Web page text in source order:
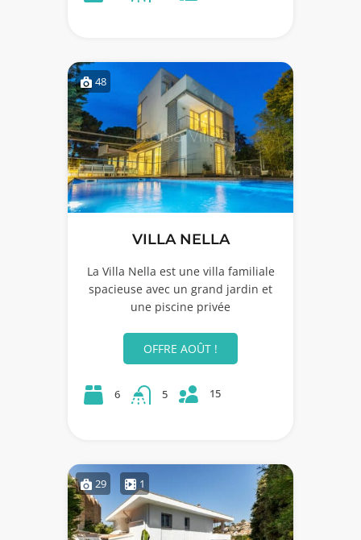
48
VILLA NELLA
La Villa Nella est une villa familiale
spacieuse avec un grand jardin et
une piscine privée
OFFRE AOÛT !
6 5 15
29 1